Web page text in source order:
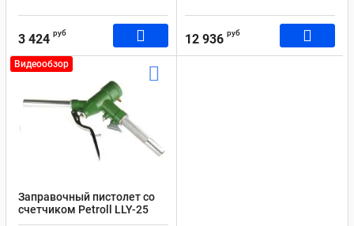
3 424 руб 12 936 руб
Видеообзор
Заправочный пистолет со
счетчиком Petroll LLY-25